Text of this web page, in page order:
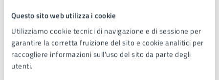
Questo sito web utilizza i cookie
Utilizziamo cookie tecnici di navigazione e di sessione per
garantire la corretta fruizione del sito e cookie analitici per
raccogliere informazioni sull'uso del sito da parte degli
utenti.